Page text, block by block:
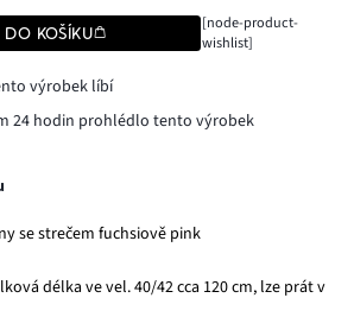
DO KOŠÍKU
[node-product-
wishlist]
výrobek líbí
24 hodin prohlédlo tento výrobek
se strečem fuchsiově pink
délka ve vel. 40/42 cca 120 cm, lze prát v